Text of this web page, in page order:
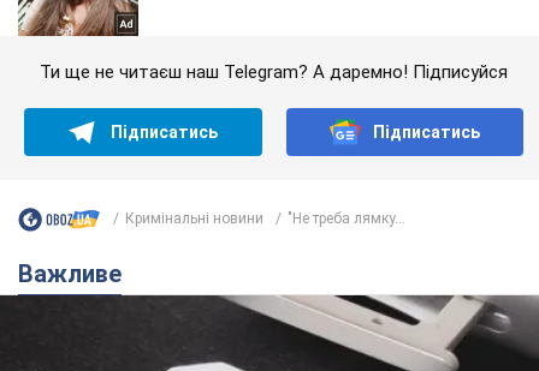
Ти ще не читаєш наш Telegram? А даремно! Підписуйся
Підписатись Підписатись
Кримінальні новини "Не треба лямку...
Важливе